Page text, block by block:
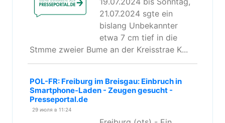
21.07.2024 sgte ein
bislang Unbekannter
etwa 7 cm tief in die
Stmme zweier Bume an der Kreisstrae K...
POL-FR: Freiburg im Breisgau: Einbruch in
Smartphone-Laden - Zeugen gesucht -
Presseportal.de
29 июля в 11:24